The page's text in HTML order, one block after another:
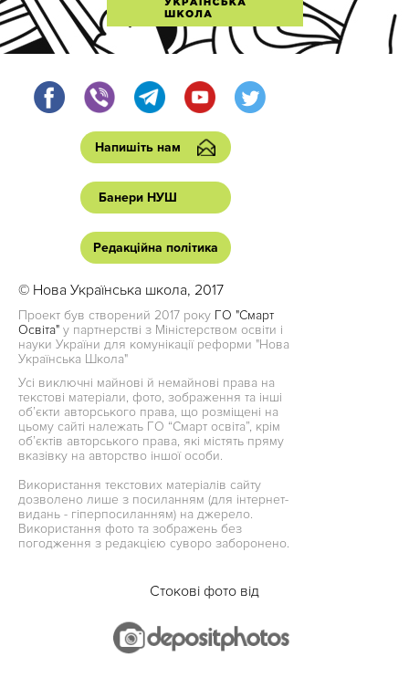
Напишіть нам
Банери НУШ
Редакційна політика
© Нова Українська школа, 2017
Проект був створений 2017 року ГО "Смарт
Освіта" у партнерстві з Міністерством освіти і
науки України для комунікації реформи "Нова
Українська Школа"
Усі виключні майнові й немайнові права на
текстові матеріали, фото, зображення та інші
об’єкти авторського права, що розміщені на
цьому сайті належать ГО “Смарт освіта”, крім
об’єктів авторського права, які містять пряму
вказівку на авторство іншої особи.
Використання текстових матеріалів сайту
дозволено лише з посиланням (для інтернет-
видань - гіперпосиланням) на джерело.
Використання фото та зображень без
погодження з редакцією суворо заборонено.
Стокові фото від